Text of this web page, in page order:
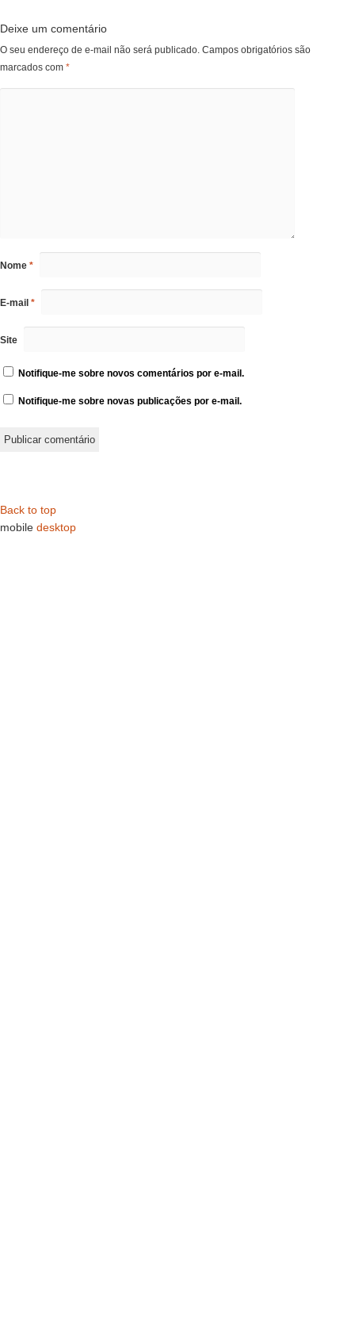
Deixe um comentário
O seu endereço de e-mail não será publicado. Campos obrigatórios são
marcados com *
Nome *
E-mail *
Site
Notifique-me sobre novos comentários por e-mail.
Notifique-me sobre novas publicações por e-mail.
Back to top
mobile desktop